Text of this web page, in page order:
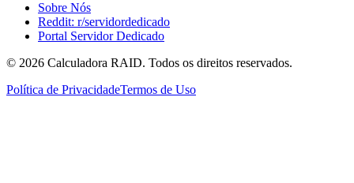
Sobre Nós
Reddit: r/servidordedicado
Portal Servidor Dedicado
© 2026 Calculadora RAID. Todos os direitos reservados.
Política de PrivacidadeTermos de Uso